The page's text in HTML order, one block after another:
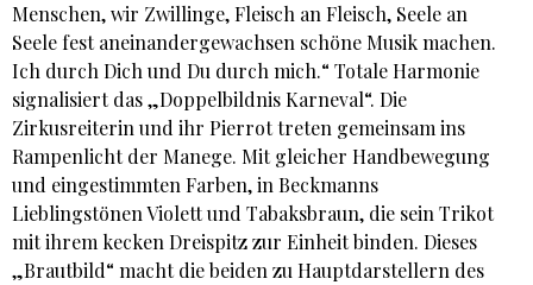
Menschen, wir Zwillinge, Fleisch an Fleisch, Seele an
Seele fest aneinandergewachsen schöne Musik machen.
Ich durch Dich und Du durch mich.“ Totale Harmonie
signalisiert das „Doppelbildnis Karneval“. Die
Zirkusreiterin und ihr Pierrot treten gemeinsam ins
Rampenlicht der Manege. Mit gleicher Handbewegung
und eingestimmten Farben, in Beckmanns
Lieblingstönen Violett und Tabaksbraun, die sein Trikot
mit ihrem kecken Dreispitz zur Einheit binden. Dieses
„Brautbild“ macht die beiden zu Hauptdarstellern des